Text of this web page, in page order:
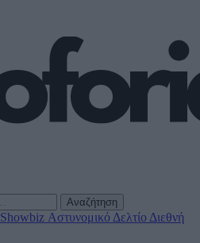
Αναζήτηση
Showbiz Αστυνομικό Δελτίο Διεθνή